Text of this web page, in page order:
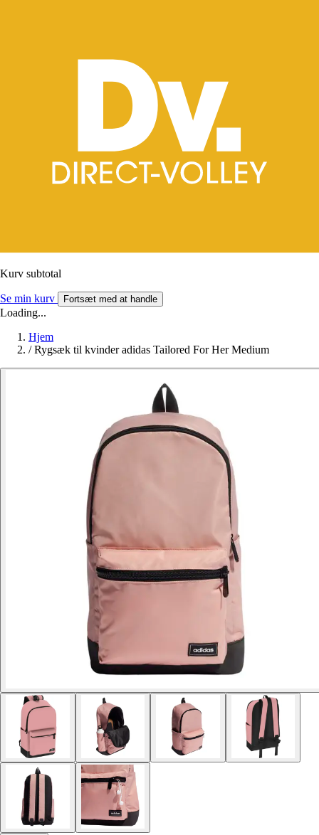
Kurv subtotal
Se min kurv Fortsæt med at handle
Loading...
Hjem
/ Rygsæk til kvinder adidas Tailored For Her Medium